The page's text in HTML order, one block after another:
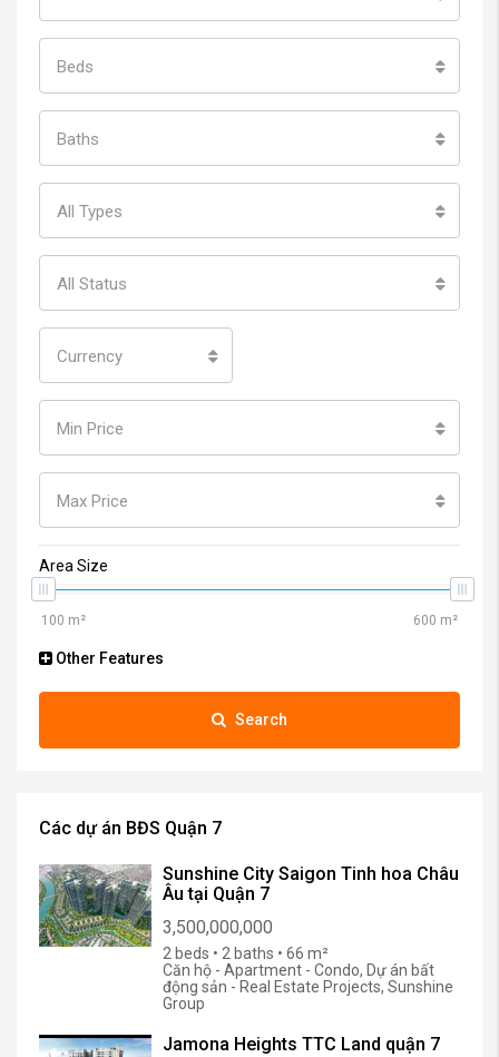
Beds
Baths
All Types
All Status
Currency
Min Price
Max Price
Area Size
Other Features
Search
Các dự án BĐS Quận 7
Sunshine City Saigon Tinh hoa Châu
Âu tại Quận 7
3,500,000,000
2 beds • 2 baths • 66 m²
Căn hộ - Apartment - Condo, Dự án bất
động sản - Real Estate Projects, Sunshine
Group
Jamona Heights TTC Land quận 7